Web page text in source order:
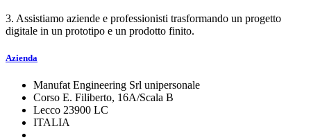
3. Assistiamo aziende e professionisti trasformando un progetto
digitale in un prototipo e un prodotto finito.
Azienda
Manufat Engineering Srl unipersonale
Corso E. Filiberto, 16A/Scala B
Lecco 23900 LC
ITALIA